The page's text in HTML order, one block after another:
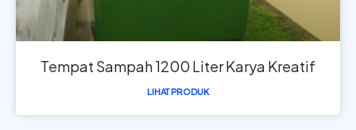
Tempat Sampah 1200 Liter Karya Kreatif
LIHAT PRODUK